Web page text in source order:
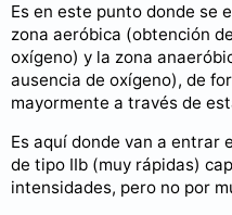
Es en este punto donde se
zona aeróbica (obtención
oxígeno) y la zona
ausencia de oxígeno), de
mayormente a través de
Es aquí donde van a entrar
de tipo IIb (muy rápidas)
intensidades, pero no por